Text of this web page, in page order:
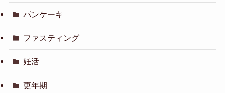
パンケーキ
ファスティング
妊活
更年期